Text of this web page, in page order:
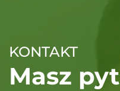
KONTAKT
Masz